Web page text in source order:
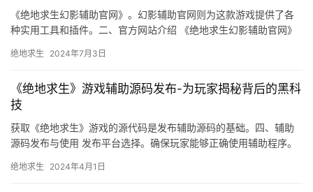
《绝地求生幻影辅助官网》。幻影辅助官网则为这款游戏提供了各
种实用工具和插件。二、官方网站介绍 《绝地求生幻影辅助官网》
绝地求生 2024年7月3日
《绝地求生》游戏辅助源码发布-为玩家揭秘背后的黑科
技
获取《绝地求生》游戏的源代码是发布辅助源码的基础。四、辅助
源码发布与使用 发布平台选择。确保玩家能够正确使用辅助程序。
绝地求生 2024年4月1日